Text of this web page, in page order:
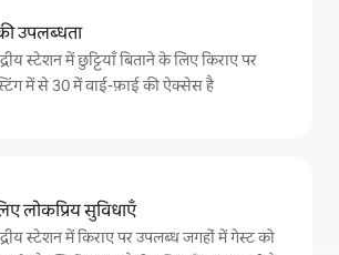
उपलब्धता
स्टेशन में छुट्टियाँ बिताने के लिए किराए पर
में से 30 में वाई-फ़ाई की ऐक्सेस है
लोकप्रिय सुविधाएँ
स्टेशन में किराए पर उपलब्ध जगहों में गेस्ट को